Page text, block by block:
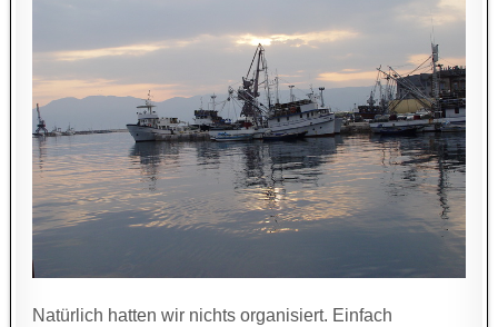
Natürlich hatten wir nichts organisiert. Einfach